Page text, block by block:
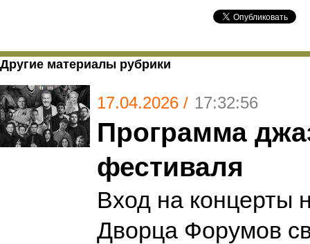
Другие материалы рубрики
17.04.2026 / 17:32:56
Программа
фестиваля
Вход на концерты
Дворца Форумов